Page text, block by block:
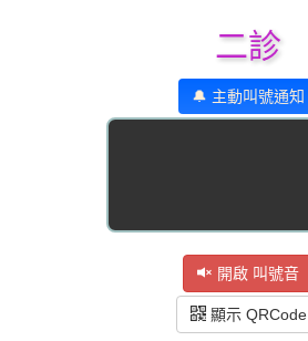
二診
🔔 主動叫號通知
開啟 叫號音
顯示 QRCode